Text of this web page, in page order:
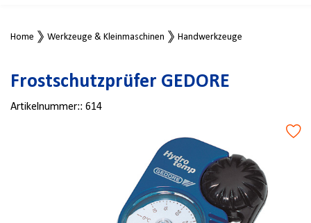
MEIN KONTO
Jetzt anmelden
NEU BEI FMOSER?
Jetzt registrieren
Home Werkzeuge & Kleinmaschinen Handwerkzeuge
Frostschutzprüfer GEDORE
Artikelnummer:: 614